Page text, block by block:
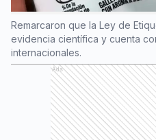
Remarcaron que la Ley de
evidencia científica y cuenta
internacionales.
Ads